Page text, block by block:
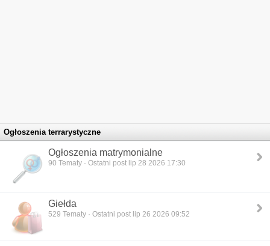
Ogłoszenia terrarystyczne
Ogłoszenia matrymonialne
90 Tematy · Ostatni post lip 28 2026 17:30
Giełda
529 Tematy · Ostatni post lip 26 2026 09:52